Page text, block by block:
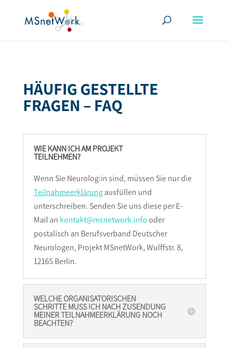
HÄUFIG GESTELLTE
FRAGEN – FAQ
WIE KANN ICH AM PROJEKT
TEILNEHMEN?
Wenn Sie Neurolog:in sind, müssen Sie nur die
Teilnahmeerklärung ausfüllen und
unterschreiben. Senden Sie uns diese per E-
Mail an kontakt@msnetwork.info oder
postalisch an Berufsverband Deutscher
Neurologen, Projekt MSnetWork, Wulffstr. 8,
12165 Berlin.
WELCHE ORGANISATORISCHEN
SCHRITTE MUSS ICH NACH ZUSENDUNG
MEINER TEILNAHMEERKLÄRUNG NOCH
BEACHTEN?